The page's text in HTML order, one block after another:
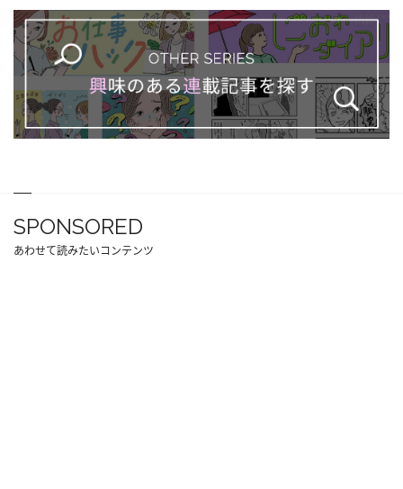
SPONSORED
あわせて読みたいコンテンツ